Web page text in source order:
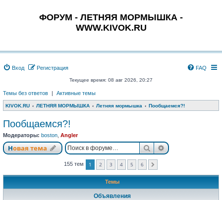
ФОРУМ - ЛЕТНЯЯ МОРМЫШКА -
WWW.KIVOK.RU
Вход Регистрация FAQ
Текущее время: 08 авг 2026, 20:27
Темы без ответов | Активные темы
KIVOK.RU ЛЕТНЯЯ МОРМЫШКА Летняя мормышка Пообщаемся?!
Пообщаемся?!
Модераторы: boston Angler
Новая тема ПоискРасширенный
155 тем 1 2 3 4 5 6
Темы
Объявления